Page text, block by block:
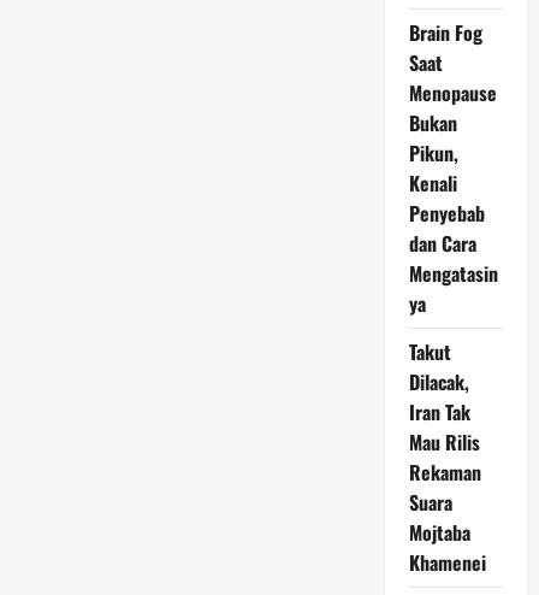
Brain Fog
Saat
Menopause
Bukan
Pikun,
Kenali
Penyebab
dan Cara
Mengatasin
ya
Takut
Dilacak,
Iran Tak
Mau Rilis
Rekaman
Suara
Mojtaba
Khamenei